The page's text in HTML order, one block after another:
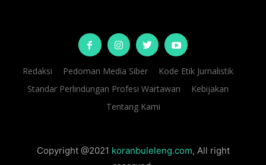
Redaksi Pedoman Media Siber
Kode Etik Jurnalistik
Standar Perlindungan Profesi Wartawan
Kebijakan
Tentang Kami
Copyright @2021 koranbuleleng.com, All right